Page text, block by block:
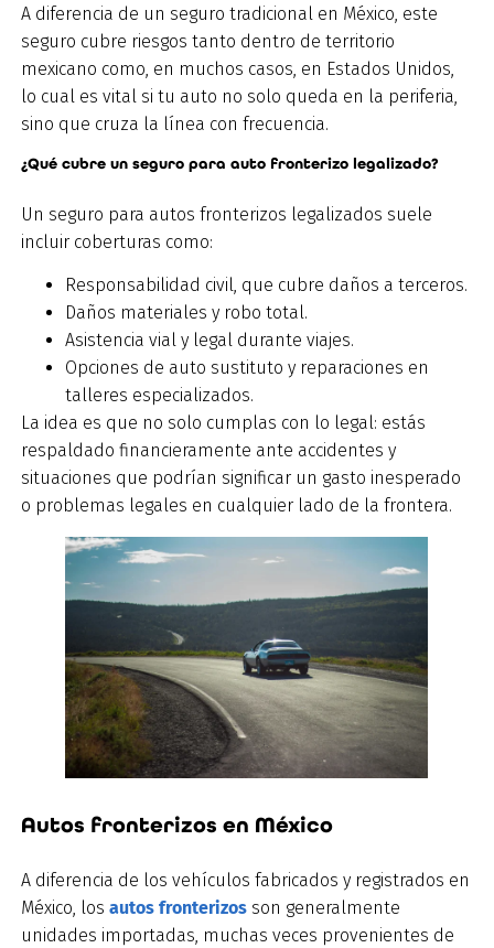
A diferencia de un seguro tradicional en México, este
seguro cubre riesgos tanto dentro de territorio
mexicano como, en muchos casos, en Estados Unidos,
lo cual es vital si tu auto no solo queda en la periferia,
sino que cruza la línea con frecuencia.
¿Qué cubre un seguro para auto fronterizo legalizado?
Un seguro para autos fronterizos legalizados suele
incluir coberturas como:
Responsabilidad civil, que cubre daños a terceros.
Daños materiales y robo total.
Asistencia vial y legal durante viajes.
Opciones de auto sustituto y reparaciones en
talleres especializados.
La idea es que no solo cumplas con lo legal: estás
respaldado financieramente ante accidentes y
situaciones que podrían significar un gasto inesperado
o problemas legales en cualquier lado de la frontera.
Autos fronterizos en México
A diferencia de los vehículos fabricados y registrados en
México, los autos fronterizos son generalmente
unidades importadas, muchas veces provenientes de